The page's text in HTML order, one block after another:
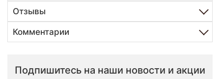
Отзывы
Комментарии
Подпишитесь на наши новости и акции